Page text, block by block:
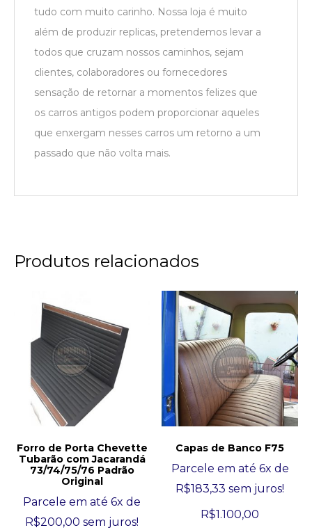
tudo com muito carinho. Nossa loja é muito
além de produzir replicas, pretendemos levar a
todos que cruzam nossos caminhos, sejam
clientes, colaboradores ou fornecedores
sensação de retornar a momentos felizes que
os carros antigos podem proporcionar aqueles
que enxergam nesses carros um retorno a um
passado que não volta mais.
Produtos relacionados
Forro de Porta Chevette
Tubarão com Jacarandá
73/74/75/76 Padrão
Original
Parcele em até 6x de
R$200,00 sem juros!
Capas de Banco F75
Parcele em até 6x de
R$183,33 sem juros!
R$1.100,00